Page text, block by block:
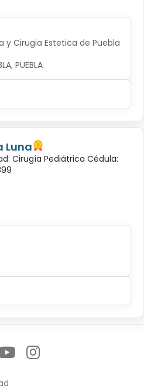
y Cirugia Estetica de Puebla
PUEBLA
Luna
Cirugía Pediátrica Cédula: